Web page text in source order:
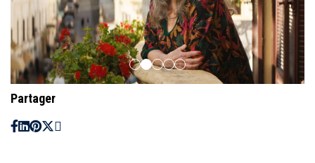
Partager